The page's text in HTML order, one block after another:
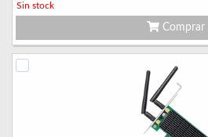
Sin stock
Comprar